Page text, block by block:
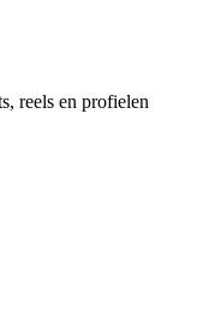
reels en profielen